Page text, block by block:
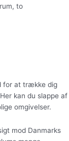
to
for at trække dig
kan du slappe af
omgivelser.
mod Danmarks